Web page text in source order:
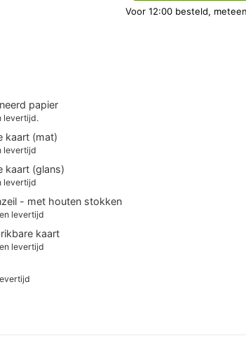
papier
levertijd.
kaart (mat)
levertijd
kaart (glans)
levertijd
- met houten stokken
levertijd
kaart
levertijd